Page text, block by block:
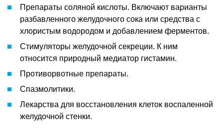
Препараты соляной кислоты. Включают варианты
разбавленного желудочного сока или средства с
хлористым водородом и добавлением ферментов.
Стимуляторы желудочной секреции. К ним
относится природный медиатор гистамин.
Противорвотные препараты.
Спазмолитики.
Лекарства для восстановления клеток воспаленной
желудочной стенки.